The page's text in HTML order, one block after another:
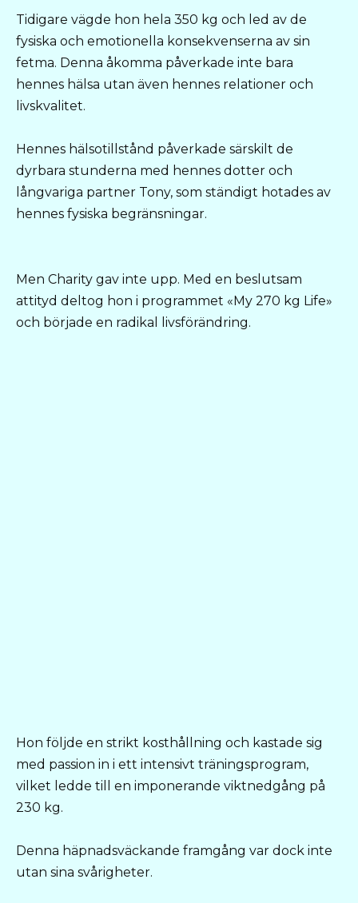
Tidigare vägde hon hela 350 kg och led av de
fysiska och emotionella konsekvenserna av sin
fetma. Denna åkomma påverkade inte bara
hennes hälsa utan även hennes relationer och
livskvalitet.
Hennes hälsotillstånd påverkade särskilt de
dyrbara stunderna med hennes dotter och
långvariga partner Tony, som ständigt hotades av
hennes fysiska begränsningar.
Men Charity gav inte upp. Med en beslutsam
attityd deltog hon i programmet «My 270 kg Life»
och började en radikal livsförändring.
Hon följde en strikt kosthållning och kastade sig
med passion in i ett intensivt träningsprogram,
vilket ledde till en imponerande viktnedgång på
230 kg.
Denna häpnadsväckande framgång var dock inte
utan sina svårigheter.